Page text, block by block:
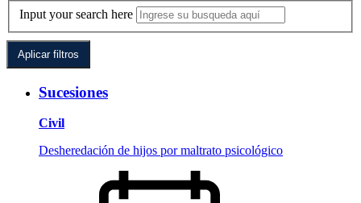
Input your search here
Sucesiones
Civil
Desheredación de hijos por maltrato psicológico